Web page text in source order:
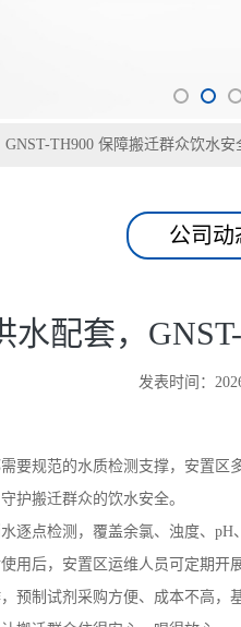
配套，
逐点检测，覆盖余氯、浊度、
搬迁群众住得安心、喝得放心。
排查的需求，无需额外配置多台
突增带来的水质波动。